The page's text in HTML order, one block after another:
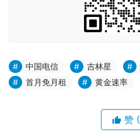
中国电信 吉林星
首月免月租
黄金速率
赞